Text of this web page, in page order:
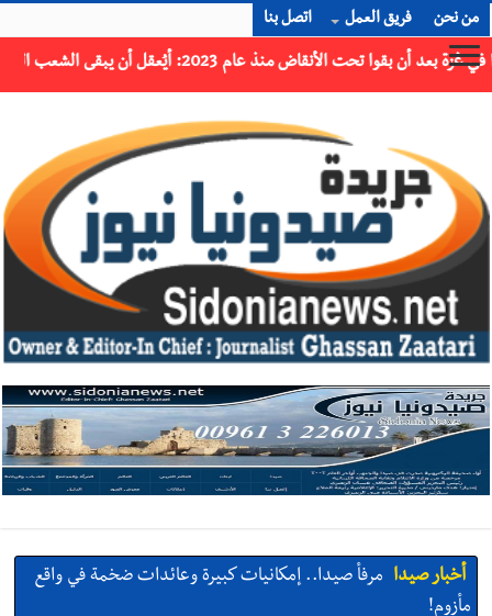
من نحن فريق العمل اتصل بنا
أخبار صيدا مرفأ صيدا.. إمكانيات كبيرة وعائدات ضخمة في واقع
مأزوم!